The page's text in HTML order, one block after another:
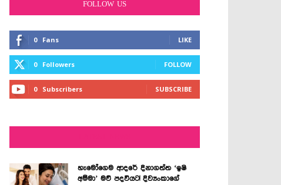
FOLLOW US
0 Fans LIKE
0 Followers FOLLOW
0 Subscribers SUBSCRIBE
හැමෝගෙම ආදරේ දිනාගත්ත ‘ඉෂි
අම්මා’ මව් පදවියට! දිව්‍යංකාගේ